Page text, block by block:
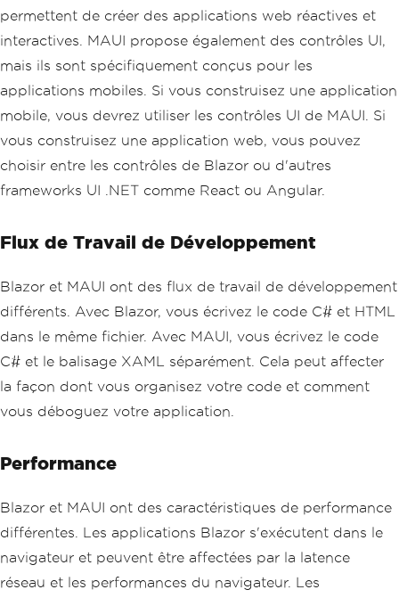
permettent de créer des applications web réactives et
interactives. MAUI propose également des contrôles UI,
mais ils sont spécifiquement conçus pour les
applications mobiles. Si vous construisez une application
mobile, vous devrez utiliser les contrôles UI de MAUI. Si
vous construisez une application web, vous pouvez
choisir entre les contrôles de Blazor ou d'autres
frameworks UI .NET comme React ou Angular.
Flux de Travail de Développement
Blazor et MAUI ont des flux de travail de développement
différents. Avec Blazor, vous écrivez le code C# et HTML
dans le même fichier. Avec MAUI, vous écrivez le code
C# et le balisage XAML séparément. Cela peut affecter
la façon dont vous organisez votre code et comment
vous déboguez votre application.
Performance
Blazor et MAUI ont des caractéristiques de performance
différentes. Les applications Blazor s'exécutent dans le
navigateur et peuvent être affectées par la latence
réseau et les performances du navigateur. Les